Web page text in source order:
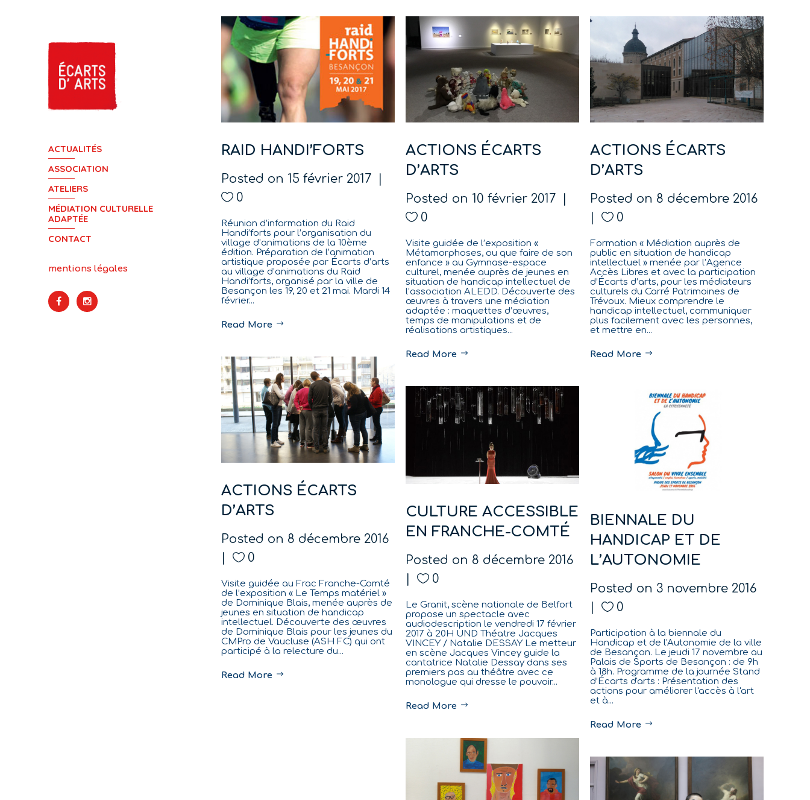
ACTUALITÉS
ASSOCIATION
ATELIERS
MÉDIATION CULTURELLE
ADAPTÉE
CONTACT
mentions légales
RAID HANDI’FORTS
Posted on 15 février 2017
0
Réunion d’information du Raid
Handi’forts pour l’organisation du
village d’animations de la 10ème
édition. Préparation de l’animation
artistique proposée par Écarts d’arts
au village d’animations du Raid
Handi’forts, organisé par la ville de
Besançon les 19, 20 et 21 mai. Mardi 14
février...
Read More
ACTIONS ÉCARTS
D’ARTS
Posted on 10 février 2017
0
Visite guidée de l’exposition «
Métamorphoses, ou que faire de son
enfance » au Gymnase-espace
culturel, menée auprès de jeunes en
situation de handicap intellectuel de
l’association ALEDD. Découverte des
œuvres à travers une médiation
adaptée : maquettes d’œuvres,
temps de manipulations et de
réalisations artistiques...
Read More
ACTIONS ÉCARTS
D’ARTS
Posted on 8 décembre 2016
0
Formation « Médiation auprès de
public en situation de handicap
intellectuel » menée par l’Agence
Accès Libres et avec la participation
d’Écarts d’arts, pour les médiateurs
culturels du Carré Patrimoines de
Trévoux. Mieux comprendre le
handicap intellectuel, communiquer
plus facilement avec les personnes,
et mettre en...
Read More
ACTIONS ÉCARTS
D’ARTS
Posted on 8 décembre 2016
0
Visite guidée au Frac Franche-Comté
de l’exposition « Le Temps matériel »
de Dominique Blais, menée auprès de
jeunes en situation de handicap
intellectuel. Découverte des œuvres
de Dominique Blais pour les jeunes du
CMPro de Vaucluse (ASH FC) qui ont
participé à la relecture du...
Read More
CULTURE ACCESSIBLE
EN FRANCHE-COMTÉ
Posted on 8 décembre 2016
0
Le Granit, scène nationale de Belfort
propose un spectacle avec
audiodescription le vendredi 17 février
2017 à 20H UND Théatre Jacques
VINCEY / Natalie DESSAY Le metteur
en scène Jacques Vincey guide la
cantatrice Natalie Dessay dans ses
premiers pas au théâtre avec ce
monologue qui dresse le pouvoir...
Read More
BIENNALE DU
HANDICAP ET DE
L’AUTONOMIE
Posted on 3 novembre 2016
0
Participation à la biennale du
Handicap et de l'Autonomie de la ville
de Besançon. Le jeudi 17 novembre au
Palais de Sports de Besançon : de 9h
à 18h. Programme de la journée Stand
d’Écarts d'arts : Présentation des
actions pour améliorer l'accès à l'art
et à...
Read More